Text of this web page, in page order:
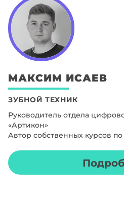
МАКСИМ ИСАЕВ
ЗУБНОЙ ТЕХНИК
Руководитель отдела
«Артикон»
Автор собственных курсов